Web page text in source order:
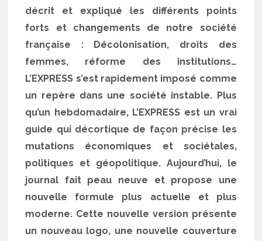
décrit et expliqué les différents points
forts et changements de notre société
française : Décolonisation, droits des
femmes, réforme des institutions…
L’EXPRESS s’est rapidement imposé comme
un repère dans une société instable. Plus
qu’un hebdomadaire, L’EXPRESS est un vrai
guide qui décortique de façon précise les
mutations économiques et sociétales,
politiques et géopolitique. Aujourd’hui, le
journal fait peau neuve et propose une
nouvelle formule plus actuelle et plus
moderne. Cette nouvelle version présente
un nouveau logo, une nouvelle couverture